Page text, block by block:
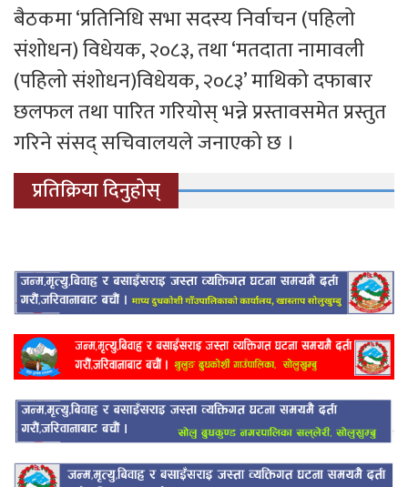
बैठकमा ‘प्रतिनिधि सभा सदस्य निर्वाचन (पहिलो
संशोधन) विधेयक, २०८३, तथा ‘मतदाता नामावली
(पहिलो संशोधन)विधेयक, २०८३’ माथिको दफाबार
छलफल तथा पारित गरियोस् भन्ने प्रस्तावसमेत प्रस्तुत
गरिने संसद् सचिवालयले जनाएको छ ।
प्रतिक्रिया दिनुहोस्